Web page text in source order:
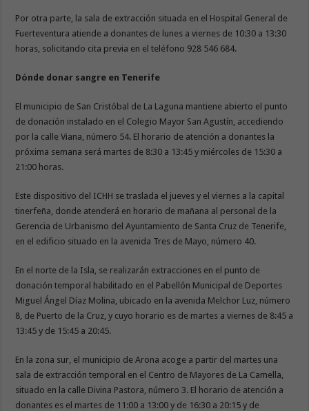
Por otra parte, la sala de extracción situada en el Hospital General de
Fuerteventura atiende a donantes de lunes a viernes de 10:30 a 13:30
horas, solicitando cita previa en el teléfono 928 546 684.
Dónde donar sangre en Tenerife
El municipio de San Cristóbal de La Laguna mantiene abierto el punto
de donación instalado en el Colegio Mayor San Agustín, accediendo
por la calle Viana, número 54. El horario de atención a donantes la
próxima semana será martes de 8:30 a 13:45 y miércoles de 15:30 a
21:00 horas.
Este dispositivo del ICHH se traslada el jueves y el viernes a la capital
tinerfeña, donde atenderá en horario de mañana al personal de la
Gerencia de Urbanismo del Ayuntamiento de Santa Cruz de Tenerife,
en el edificio situado en la avenida Tres de Mayo, número 40.
En el norte de la Isla, se realizarán extracciones en el punto de
donación temporal habilitado en el Pabellón Municipal de Deportes
Miguel Ángel Díaz Molina, ubicado en la avenida Melchor Luz, número
8, de Puerto de la Cruz, y cuyo horario es de martes a viernes de 8:45 a
13:45 y de 15:45 a 20:45.
En la zona sur, el municipio de Arona acoge a partir del martes una
sala de extracción temporal en el Centro de Mayores de La Camella,
situado en la calle Divina Pastora, número 3. El horario de atención a
donantes es el martes de 11:00 a 13:00 y de 16:30 a 20:15 y de